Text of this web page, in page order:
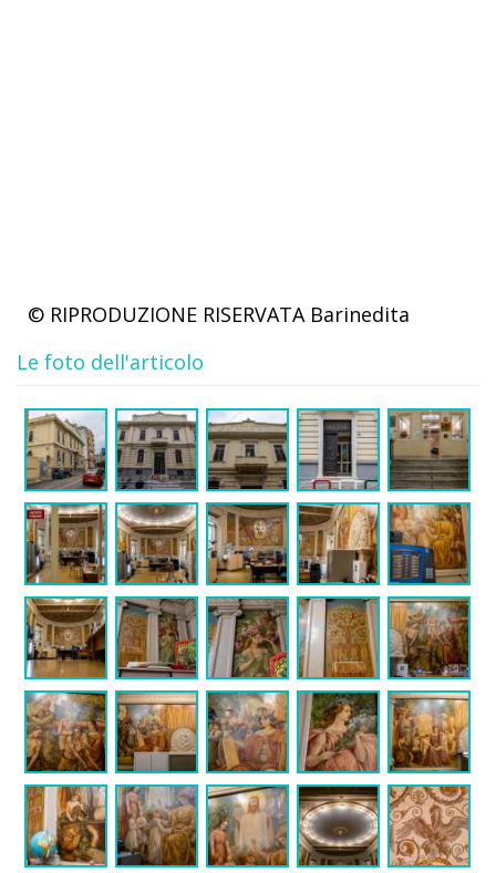
© RIPRODUZIONE RISERVATA Barinedita
Le foto dell'articolo